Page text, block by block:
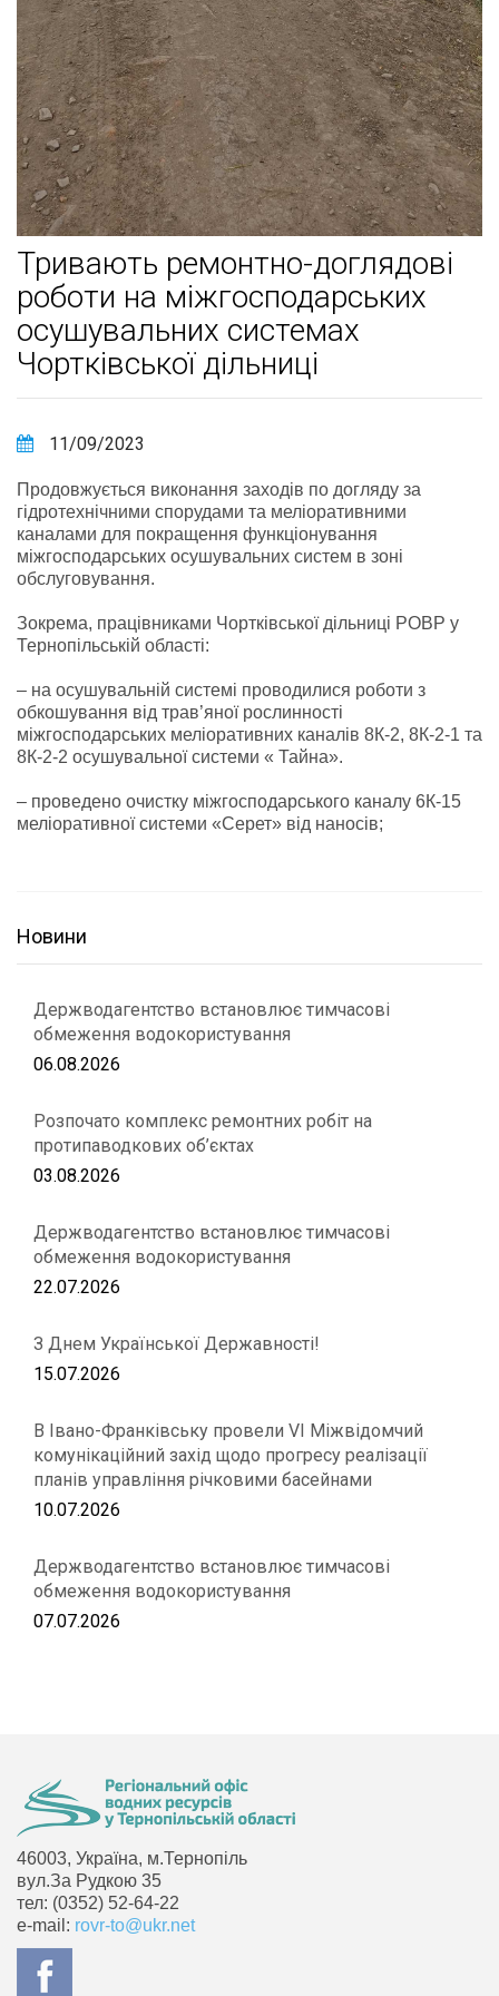
Тривають ремонтно-доглядові
роботи на міжгосподарських
осушувальних системах
Чортківської дільниці
11/09/2023
Продовжується виконання заходів по догляду за
гідротехнічними спорудами та меліоративними
каналами для покращення функціонування
міжгосподарських осушувальних систем в зоні
обслуговування.
Зокрема, працівниками Чортківської дільниці РОВР у
Тернопільській області:
– на осушувальній системі проводилися роботи з
обкошування від трав’яної рослинності
міжгосподарських меліоративних каналів 8К-2, 8К-2-1 та
8К-2-2 осушувальної системи « Тайна».
– проведено очистку міжгосподарського каналу 6К-15
меліоративної системи «Серет» від наносів;
Новини
Держводагентство встановлює тимчасові
обмеження водокористування
06.08.2026
Розпочато комплекс ремонтних робіт на
протипаводкових об’єктах
03.08.2026
Держводагентство встановлює тимчасові
обмеження водокористування
22.07.2026
З Днем Української Державності!
15.07.2026
В Івано-Франківську провели VІ Міжвідомчий
комунікаційний захід щодо прогресу реалізації
планів управління річковими басейнами
10.07.2026
Держводагентство встановлює тимчасові
обмеження водокористування
07.07.2026
46003, Україна, м.Тернопіль
вул.За Рудкою 35
тел: (0352) 52-64-22
e-mail: rovr-to@ukr.net